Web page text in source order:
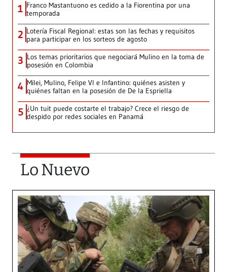
1 Franco Mastantuono es cedido a la Fiorentina por una
temporada
2 Lotería Fiscal Regional: estas son las fechas y requisitos
para participar en los sorteos de agosto
3 Los temas prioritarios que negociará Mulino en la toma de
posesión en Colombia
4 Milei, Mulino, Felipe VI e Infantino: quiénes asisten y
quiénes faltan en la posesión de De la Espriella
5 ¿Un tuit puede costarte el trabajo? Crece el riesgo de
despido por redes sociales en Panamá
Lo Nuevo